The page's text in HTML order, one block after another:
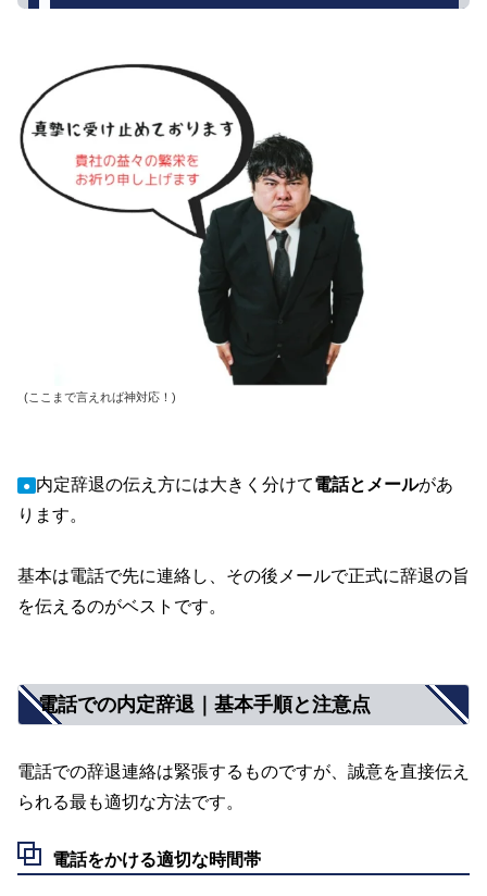
(ここまで言えれば神対応！)
● 内定辞退の伝え方には大きく分けて電話とメールがあ
ります。
基本は電話で先に連絡し、その後メールで正式に辞退の旨
を伝えるのがベストです。
電話での内定辞退｜基本手順と注意点
電話での辞退連絡は緊張するものですが、誠意を直接伝え
られる最も適切な方法です。
電話をかける適切な時間帯